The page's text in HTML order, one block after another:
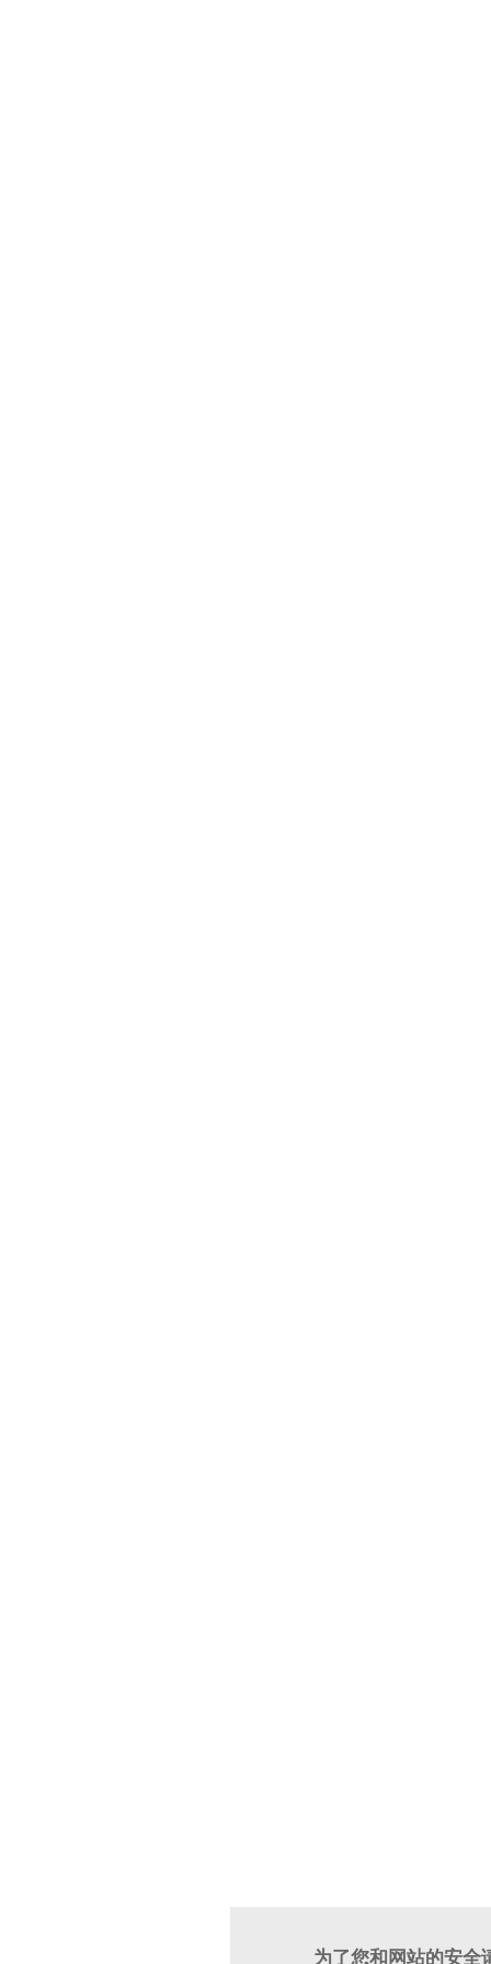
为了您和网站的安全